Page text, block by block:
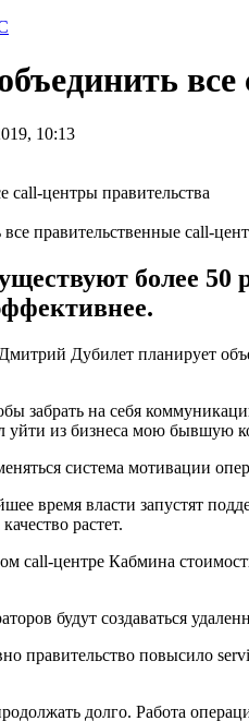
10:13
правительственные call-
более
Дубилет планирует
забрать на себя
уйти из бизнеса мою бывшую
система мотивации
время власти запустят
растет.
call-центре Кабмина
будут создаваться
правительство повысило
долго. Работа